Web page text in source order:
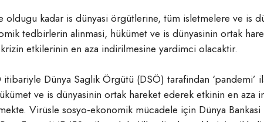
oldugu kadar is dünyasi örgütlerine, tüm isletmelere ve is
tedbirlerin alinmasi, hükümet ve is dünyasinin ortak
etkilerinin en aza indirilmesine yardimci olacaktir.
Dünya Saglik Örgütü (DSÖ) tarafindan ‘pandemi’
ve is dünyasinin ortak hareket ederek etkinin en
Virüsle sosyo-ekonomik mücadele için Dünya